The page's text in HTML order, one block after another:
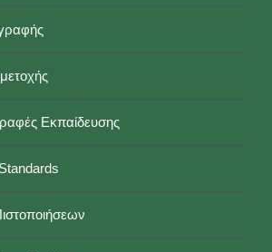
Εκπαίδευσης